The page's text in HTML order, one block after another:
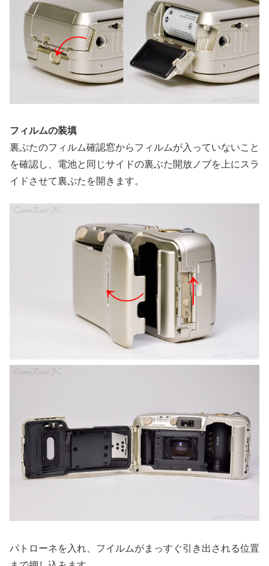
フィルムの装填
裏ぶたのフィルム確認窓からフィルムが入っていないこと
を確認し、電池と同じサイドの裏ぶた開放ノブを上にスラ
イドさせて裏ぶたを開きます。
パトローネを入れ、フイルムがまっすぐ引き出される位置